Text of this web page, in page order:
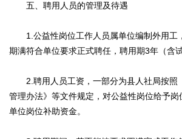
五、聘用人员的管理及待遇
1.公益性岗位工作人员属单位编制外用工
期满符合单位要求正式聘任，聘用期3年（含试
2.聘用人员工资，一部分为县人社局按照
管理办法》等文件规定，对公益性岗位给予岗
单位岗位补助资金。